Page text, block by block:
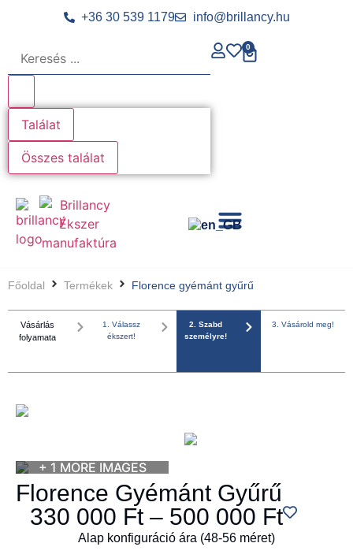
+36 30 539 1179 info@brillancy.hu
Találat
Összes találat
0
Főoldal Termékek Florence gyémánt gyűrű
Vásárlás
folyamata
1. Válassz
ékszert!
2. Szabd
személyre!
3. Vásárold meg!
+ 1 MORE IMAGES
Florence Gyémánt Gyűrű
330 000 Ft – 500 000 Ft
Alap konfiguráció ára (48-56 méret)